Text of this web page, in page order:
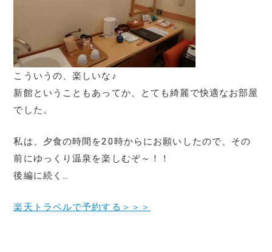
こういうの、楽しいな♪
新館ということもあってか、とても綺麗で快適なお部屋
でした。
私は、夕食の時間を20時からにお願いしたので、その
前にゆっくり温泉を楽しむぞ～！！
後編に続く…
楽天トラベルで予約する＞＞＞